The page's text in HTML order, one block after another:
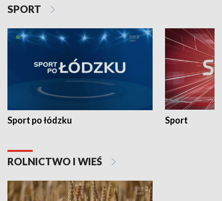
SPORT
Sport po łódzku Sport
ROLNICTWO I WIEŚ